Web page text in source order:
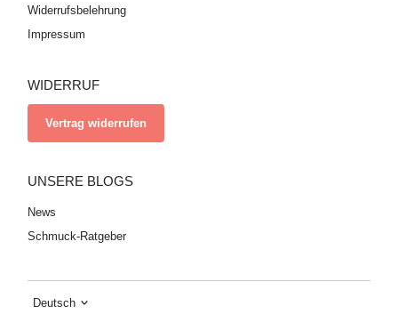
Widerrufsbelehrung
Impressum
WIDERRUF
Vertrag widerrufen
UNSERE BLOGS
News
Schmuck-Ratgeber
Deutsch